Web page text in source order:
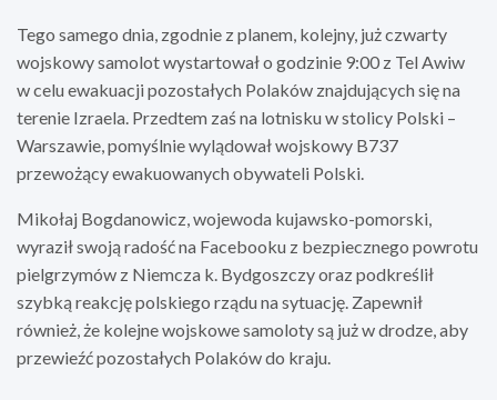
Tego samego dnia, zgodnie z planem, kolejny, już czwarty
wojskowy samolot wystartował o godzinie 9:00 z Tel Awiw
w celu ewakuacji pozostałych Polaków znajdujących się na
terenie Izraela. Przedtem zaś na lotnisku w stolicy Polski –
Warszawie, pomyślnie wylądował wojskowy B737
przewożący ewakuowanych obywateli Polski.
Mikołaj Bogdanowicz, wojewoda kujawsko-pomorski,
wyraził swoją radość na Facebooku z bezpiecznego powrotu
pielgrzymów z Niemcza k. Bydgoszczy oraz podkreślił
szybką reakcję polskiego rządu na sytuację. Zapewnił
również, że kolejne wojskowe samoloty są już w drodze, aby
przewieźć pozostałych Polaków do kraju.